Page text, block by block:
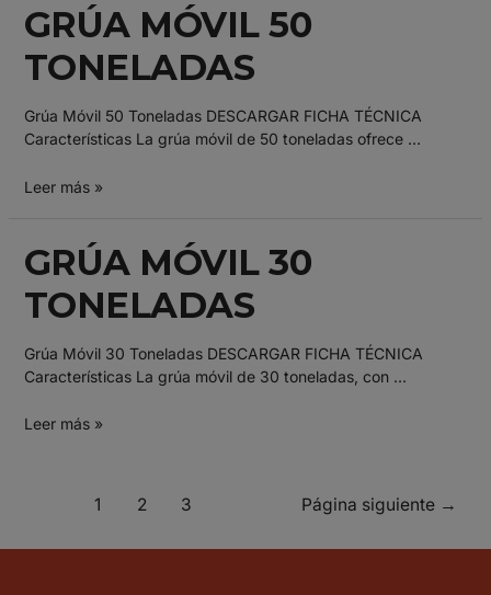
GRÚA MÓVIL 50
TONELADAS
Grúa Móvil 50 Toneladas DESCARGAR FICHA TÉCNICA
Características La grúa móvil de 50 toneladas ofrece …
Leer más »
GRÚA MÓVIL 30
TONELADAS
Grúa Móvil 30 Toneladas DESCARGAR FICHA TÉCNICA
Características La grúa móvil de 30 toneladas, con …
Leer más »
1 2 3 Página siguiente →